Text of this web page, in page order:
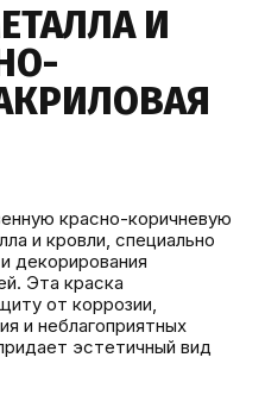
И
красно-коричневую
и кровли, специально
декорирования
Эта краска
от коррозии,
и неблагоприятных
эстетичный вид